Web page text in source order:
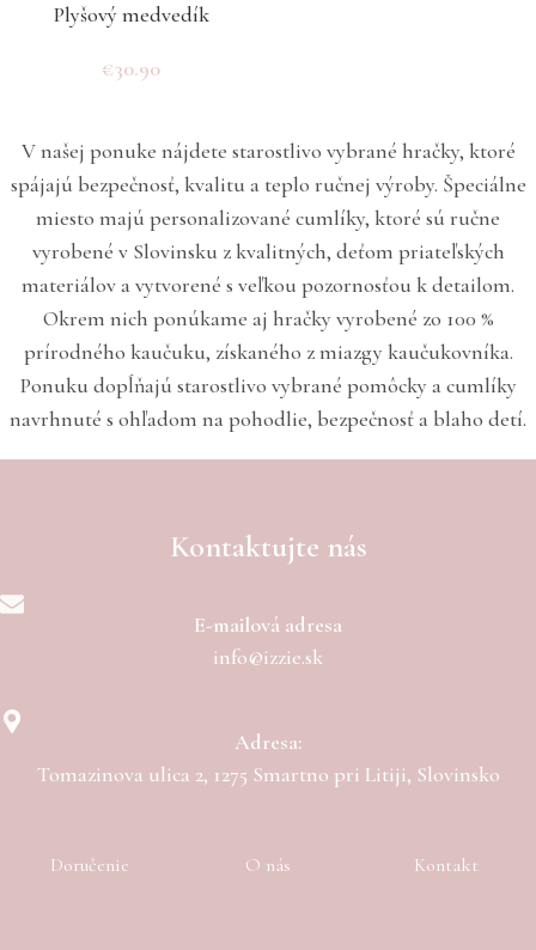
Plyšový medvedík
€30.90
V našej ponuke nájdete starostlivo vybrané hračky, ktoré
spájajú bezpečnosť, kvalitu a teplo ručnej výroby. Špeciálne
miesto majú personalizované cumlíky, ktoré sú ručne
vyrobené v Slovinsku z kvalitných, deťom priateľských
materiálov a vytvorené s veľkou pozornosťou k detailom.
Okrem nich ponúkame aj hračky vyrobené zo 100 %
prírodného kaučuku, získaného z miazgy kaučukovníka.
Ponuku dopĺňajú starostlivo vybrané pomôcky a cumlíky
navrhnuté s ohľadom na pohodlie, bezpečnosť a blaho detí.
Kontaktujte nás
E-mailová adresa
info@izzie.sk
Adresa:
Tomazinova ulica 2, 1275 Smartno pri Litiji, Slovinsko
Doručenie O nás Kontakt